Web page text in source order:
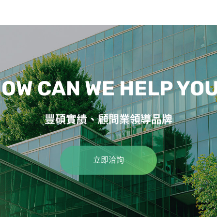
CAN WE HELP
豐碩實績、顧問業領導品牌
立即洽詢